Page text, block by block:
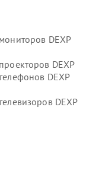
DEXP
DEXP
DEXP
DEXP
пк DEXP